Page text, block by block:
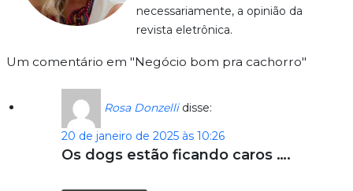
necessariamente, a opinião da
revista eletrônica.
Um comentário em "Negócio bom pra cachorro"
Rosa Donzelli disse:
20 de janeiro de 2025 às 10:26
Os dogs estão ficando caros ….